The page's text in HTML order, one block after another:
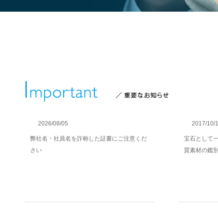
2026/08/05
弊社名・社員名を詐称した証書にご注意くだ
さい
2017/10/
宝石として
質素材の鑑